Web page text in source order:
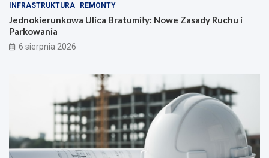
INFRASTRUKTURA REMONTY
Jednokierunkowa Ulica Bratumiły: Nowe Zasady Ruchu i
Parkowania
6 sierpnia 2026